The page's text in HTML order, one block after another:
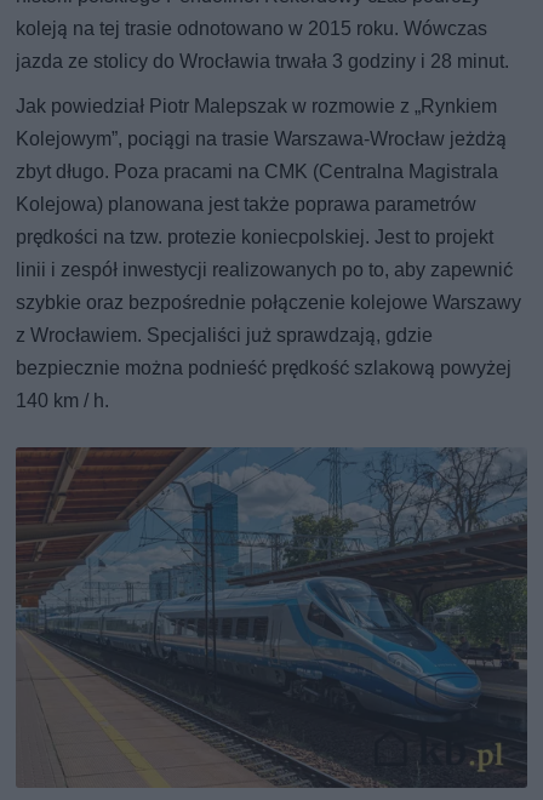
koleją na tej trasie odnotowano w 2015 roku. Wówczas
jazda ze stolicy do Wrocławia trwała 3 godziny i 28 minut.
Jak powiedział Piotr Malepszak w rozmowie z „Rynkiem
Kolejowym”, pociągi na trasie Warszawa-Wrocław jeżdżą
zbyt długo. Poza pracami na CMK (Centralna Magistrala
Kolejowa) planowana jest także poprawa parametrów
prędkości na tzw. protezie koniecpolskiej. Jest to projekt
linii i zespół inwestycji realizowanych po to, aby zapewnić
szybkie oraz bezpośrednie połączenie kolejowe Warszawy
z Wrocławiem. Specjaliści już sprawdzają, gdzie
bezpiecznie można podnieść prędkość szlakową powyżej
140 km / h.